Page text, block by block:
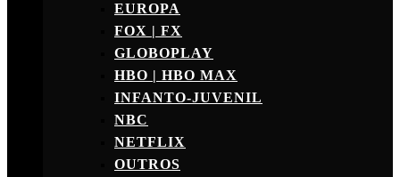
EUROPA
FOX | FX
GLOBOPLAY
HBO | HBO MAX
INFANTO-JUVENIL
NBC
NETFLIX
OUTROS